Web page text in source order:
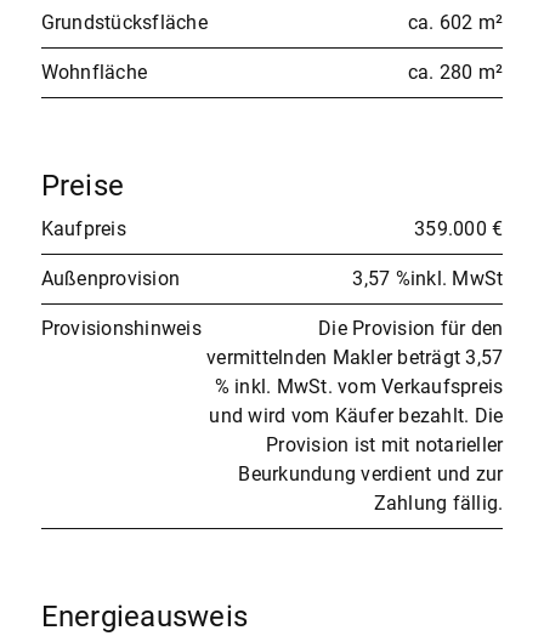
Grundstücksfläche ca. 602 m²
Wohnfläche ca. 280 m²
Preise
Kaufpreis 359.000 €
Außenprovision 3,57 %inkl. MwSt
Provisionshinweis
Die Provision für den
vermittelnden Makler beträgt 3,57
% inkl. MwSt. vom Verkaufspreis
und wird vom Käufer bezahlt. Die
Provision ist mit notarieller
Beurkundung verdient und zur
Zahlung fällig.
Energieausweis